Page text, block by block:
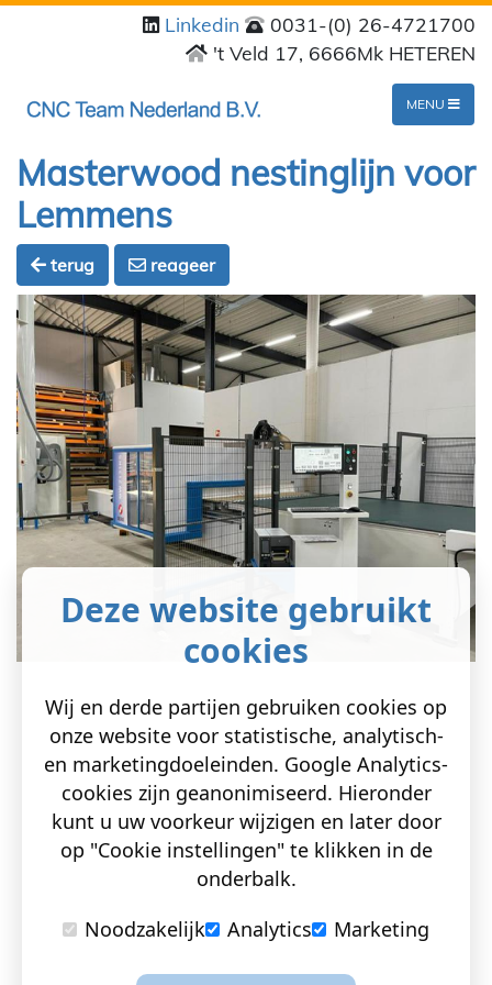
Linkedin
0031-(0) 26-4721700
't Veld 17, 6666Mk HETEREN
MENU
Masterwood nestinglijn voor
Lemmens
terug reageer
Deze website gebruikt
cookies
Wij en derde partijen gebruiken cookies op
onze website voor statistische, analytisch-
en marketingdoeleinden. Google Analytics-
cookies zijn geanonimiseerd. Hieronder
kunt u uw voorkeur wijzigen en later door
op "Cookie instellingen" te klikken in de
onderbalk.
Noodzakelijk
Analytics Marketing